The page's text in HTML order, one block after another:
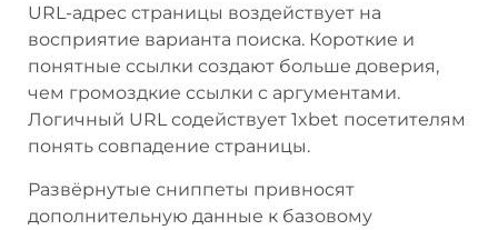
URL-адрес страницы воздействует на
восприятие варианта поиска. Короткие и
понятные ссылки создают больше доверия,
чем громоздкие ссылки с аргументами.
Логичный URL содействует 1xbet посетителям
понять совпадение страницы.
Развёрнутые сниппеты привносят
дополнительную данные к базовому